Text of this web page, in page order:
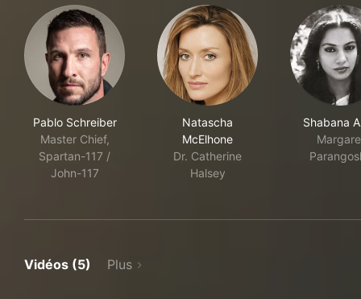
Pablo Schreiber
Master Chief,
Spartan-117 /
John-117
Natascha
McElhone
Dr. Catherine
Halsey
Shabana
Vidéos (5) Plus